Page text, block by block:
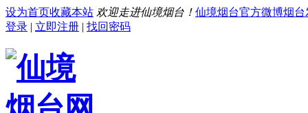
设为首页收藏本站 欢迎走进仙境烟台！ 仙境烟台官方微博烟台
登录 | 立即注册 | 找回密码